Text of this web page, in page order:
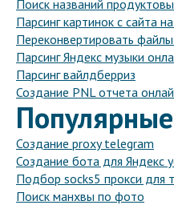
Поиск названий
Парсинг картинок с сайта
Переконвертировать
Парсинг Яндекс музыки
Парсинг вайлдберриз
Создание PNL отчета
Создание proxy telegram
Создание бота для Яндекс
Подбор socks5 прокси для
Поиск манхвы по фото